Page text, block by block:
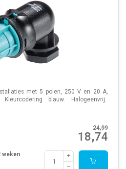
met 5 polen, 250 V en 20 A,
Kleurcodering blauw. Halogeenvrij.
24,99
18,74
weken